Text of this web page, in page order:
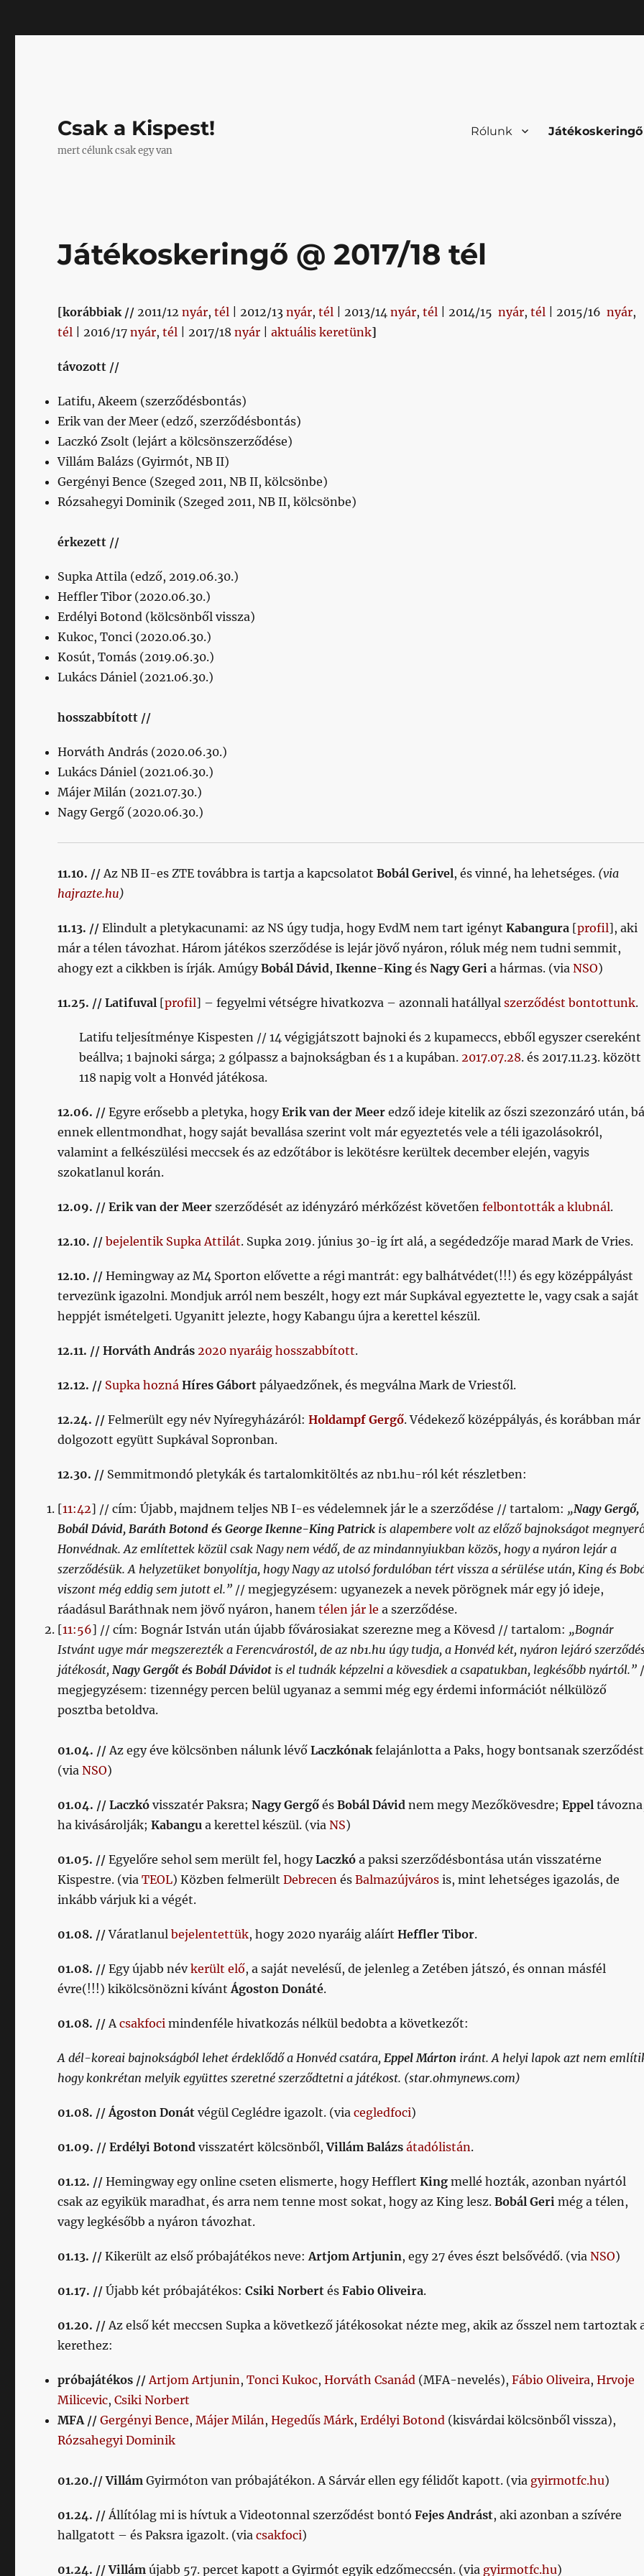
Csak a Kispest!
mert célunk csak egy van
Rólunk Játékoskeringő
Játékoskeringő @ 2017/18 tél
[korábbiak // 2011/12nyár,tél | 2012/13nyár,tél | 2013/14nyár,tél | 2014/15nyár,tél | 2015/16nyár,
tél | 2016/17nyár,tél | 2017/18nyár |aktuális keretünk]
távozott //
Latifu, Akeem (szerződésbontás)
Erik van der Meer (edző, szerződésbontás)
Laczkó Zsolt (lejárt a kölcsönszerződése)
Villám Balázs (Gyirmót, NB II)
Gergényi Bence (Szeged 2011, NB II, kölcsönbe)
Rózsahegyi Dominik (Szeged 2011, NB II, kölcsönbe)
érkezett //
Supka Attila (edző, 2019.06.30.)
Heffler Tibor (2020.06.30.)
Erdélyi Botond (kölcsönből vissza)
Kukoc, Tonci (2020.06.30.)
Kosút, Tomás (2019.06.30.)
Lukács Dániel (2021.06.30.)
hosszabbított //
Horváth András (2020.06.30.)
Lukács Dániel (2021.06.30.)
Májer Milán (2021.07.30.)
Nagy Gergő (2020.06.30.)
11.10. //Az NB II-es ZTE továbbra is tartja a kapcsolatotBobál Gerivel, és vinné, ha lehetséges. (via
hajrazte.hu)
11.13. //Elindult a pletykacunami: az NS úgy tudja, hogy EvdM nem tart igénytKabangura [profil], aki
már a télen távozhat. Három játékos szerződése is lejár jövő nyáron, róluk még nem tudni semmit,
ahogy ezt a cikkben is írják. AmúgyBobál Dávid,Ikenne-King ésNagy Geri a hármas. (viaNSO)
11.25. // Latifuval [profil] – fegyelmi vétségre hivatkozva – azonnali hatállyalszerződést bontottunk.
Latifu teljesítménye Kispesten // 14 végigjátszott bajnoki és 2 kupameccs, ebből egyszer csereként
beállva; 1 bajnoki sárga; 2 gólpassz a bajnokságban és 1 a kupában.2017.07.28. és 2017.11.23. között
118 napig volt a Honvéd játékosa.
12.06. //Egyre erősebb a pletyka, hogyErik van der Meer edző ideje kitelik az őszi szezonzáró után,
ennek ellentmondhat, hogy saját bevallása szerint volt már egyeztetés vele a téli igazolásokról,
valamint a felkészülési meccsek és az edzőtábor is lekötésre kerültek december elején, vagyis
szokatlanul korán.
12.09. // Erik van der Meer szerződését az idényzáró mérkőzést követőenfelbontották a klubnál.
12.10. //bejelentik Supka Attilát. Supka 2019. június 30-ig írt alá, a segédedzője marad Mark de Vries.
12.10. //Hemingway az M4 Sporton elővette a régi mantrát: egy balhátvédet(!!!) és egy középpályást
tervezünk igazolni. Mondjuk arról nem beszélt, hogy ezt már Supkával egyeztette le, vagy csak a saját
heppjét ismételgeti. Ugyanitt jelezte, hogy Kabangu újra a kerettel készül.
12.11. // Horváth András2020 nyaráig hosszabbított.
12.12. // Supka hozná Híres Gábort pályaedzőnek, és megválna Mark de Vriestől.
12.24. // Felmerült egy név Nyíregyházáról:Holdampf Gergő. Védekező középpályás, és korábban már
dolgozott együtt Supkával Sopronban.
12.30. // Semmitmondó pletykák és tartalomkitöltés az nb1.hu-ról két részletben:
[11:42] // cím: Újabb, majdnem teljes NB I-es védelemnek jár le a szerződése // tartalom: „Nagy Gergő,
Bobál Dávid, Baráth Botond és George Ikenne-King Patrick is alapembere volt az előző bajnokságot
Honvédnak. Az említettek közül csak Nagy nem védő, de az mindannyiukban közös, hogy a nyáron lejár a
szerződésük. A helyzetüket bonyolítja, hogy Nagy az utolsó fordulóban tért vissza a sérülése után, King és
viszont még eddig sem jutott el.” // megjegyzésem: ugyanezek a nevek pörögnek már egy jó ideje,
ráadásul Baráthnak nem jövő nyáron, hanemtélen jár le a szerződése.
[11:56] // cím: Bognár István után újabb fővárosiakat szerezne meg a Kövesd // tartalom: „Bognár
Istvánt ugye már megszerezték a Ferencvárostól, de az nb1.hu úgy tudja, a Honvéd két, nyáron lejáró
játékosát,Nagy Gergőt és Bobál Dávidot is el tudnák képzelni a kövesdiek a csapatukban, legkésőbb nyártól.”
megjegyzésem: tizennégy percen belül ugyanaz a semmi még egy érdemi információt nélkülöző
posztba betoldva.
01.04. //Az egy éve kölcsönben nálunk lévő Laczkónakfelajánlotta a Paks, hogy bontsanak
(viaNSO)
01.04. //Laczkó visszatér Paksra;Nagy Gergő ésBobál Dávid nem megy Mezőkövesdre;Eppel
ha kivásárolják;Kabangu a kerettel készül. (viaNS)
01.05. //Egyelőre sehol sem merült fel, hogyLaczkó a paksi szerződésbontása után visszatérne
Kispestre. (viaTEOL) Közben felmerültDebrecen ésBalmazújváros is, mint lehetséges igazolás, de
inkább várjuk ki a végét.
01.08. //Váratlanulbejelentettük, hogy 2020 nyaráig aláírtHeffler Tibor.
01.08. //Egy újabb névkerült elő, a saját nevelésű, de jelenleg a Zetében játszó, és onnan másfél
évre(!!!) kikölcsönözni kívántÁgoston Donáté.
01.08. //Acsakfoci mindenféle hivatkozás nélkül bedobta a következőt:
A dél-koreai bajnokságból lehet érdeklődő a Honvéd csatára,Eppel Márton iránt. A helyi lapok azt nem
hogy konkrétan melyik együttes szeretné szerződtetni a játékost. (star.ohmynews.com)
01.08. // Ágoston Donát végül Ceglédre igazolt. (viacegledfoci)
01.09. // Erdélyi Botond visszatért kölcsönből,Villám Balázs átadólistán.
01.12. //Hemingway egy online cseten elismerte, hogy HefflertKing mellé hozták, azonban nyártól
csak az egyikük maradhat, és arra nem tenne most sokat, hogy az King lesz.Bobál Geri még a télen,
vagy legkésőbb a nyáron távozhat.
01.13. //Kikerült az első próbajátékos neve:Artjom Artjunin, egy 27 éves észt belsővédő. (viaNSO)
01.17. // Újabb két próbajátékos:Csiki Norbert ésFabio Oliveira.
01.20. //Az első két meccsen Supka a következő játékosokat nézte meg, akik az ősszel nem tartoztak
kerethez:
próbajátékos // Artjom Artjunin,Tonci Kukoc,Horváth Csanád (MFA-nevelés),Fábio Oliveira,Hrvoje
Milicevic,Csiki Norbert
MFA // Gergényi Bence,Májer Milán,Hegedűs Márk,Erdélyi Botond (kisvárdai kölcsönből vissza),
Rózsahegyi Dominik
01.20.// Villám Gyirmóton van próbajátékon. A Sárvár ellen egy félidőt kapott. (via gyirmotfc.hu)
01.24. //Állítólag mi is hívtuk a Videotonnal szerződést bontóFejes Andrást, aki azonban a szívére
hallgatott – és Paksra igazolt. (viacsakfoci)
01.24. // Villám újabb 57. percet kapott a Gyirmót egyik edzőmeccsén. (via gyirmotfc.hu)